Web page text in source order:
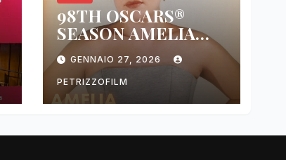
98TH OSCARS®
SEASON AMELIA
DIMOLDENBERG
RETURNS FOR
THIRD YEAR
GENNAIO 27, 2026
PETRIZZOFILM